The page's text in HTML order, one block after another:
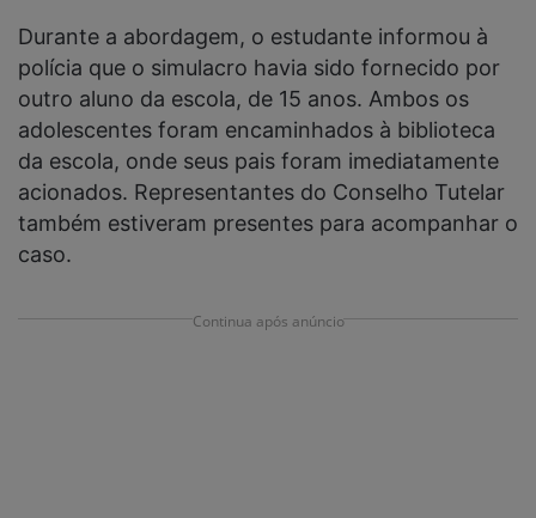
Durante a abordagem, o estudante informou à
polícia que o simulacro havia sido fornecido por
outro aluno da escola, de 15 anos. Ambos os
adolescentes foram encaminhados à biblioteca
da escola, onde seus pais foram imediatamente
acionados. Representantes do Conselho Tutelar
também estiveram presentes para acompanhar o
caso.
Continua após anúncio